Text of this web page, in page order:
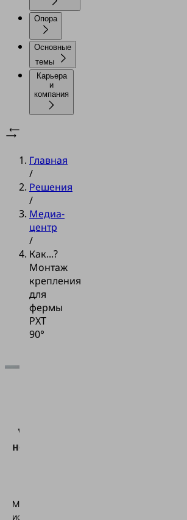
Опора
Основные
темы
Карьера
и
компания
Главная
/
Решения
/
Медиа-
центр
/
Как...?
Монтаж
крепления
для
фермы
PXT
90°
Vimeo нам
необходимо
Мы
используем